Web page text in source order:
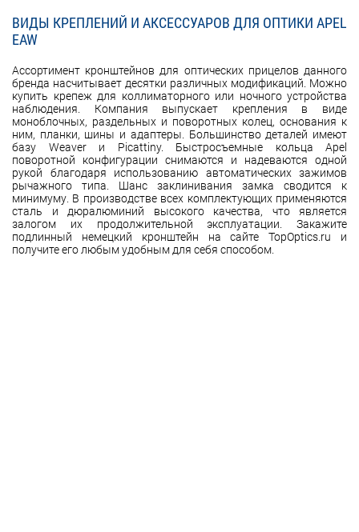
ВИДЫ КРЕПЛЕНИЙ И АКСЕССУАРОВ ДЛЯ ОПТИКИ APEL
EAW
Ассортимент кронштейнов для оптических прицелов данного
бренда насчитывает десятки различных модификаций. Можно
купить крепеж для коллиматорного или ночного устройства
наблюдения. Компания выпускает крепления в виде
моноблочных, раздельных и поворотных колец, основания к
ним, планки, шины и адаптеры. Большинство деталей имеют
базу Weaver и Picattiny. Быстросъемные кольца Apel
поворотной конфигурации снимаются и надеваются одной
рукой благодаря использованию автоматических зажимов
рычажного типа. Шанс заклинивания замка сводится к
минимуму. В производстве всех комплектующих применяются
сталь и дюралюминий высокого качества, что является
залогом их продолжительной эксплуатации. Закажите
подлинный немецкий кронштейн на сайте TopOptics.ru и
получите его любым удобным для себя способом.